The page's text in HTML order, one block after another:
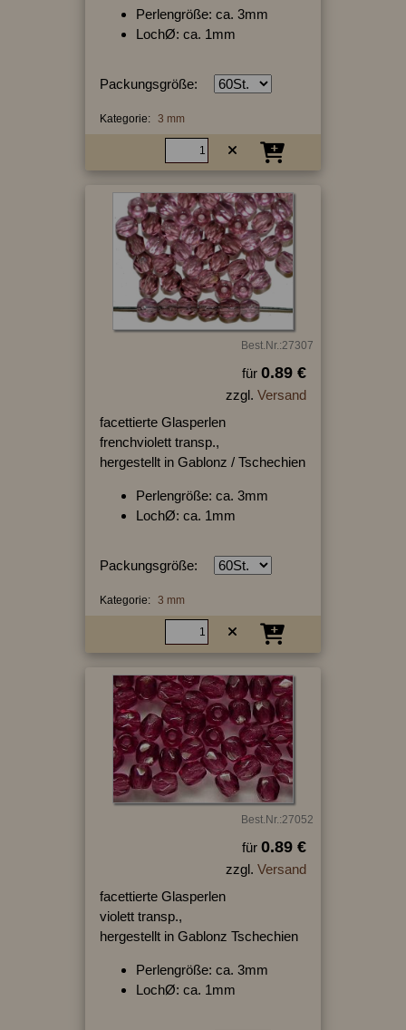
Perlengröße: ca. 3mm
LochØ: ca. 1mm
Packungsgröße:
Kategorie: 3 mm
Best.Nr.:27307
für 0.89 €
zzgl. Versand
facettierte Glasperlen
frenchviolett transp.,
hergestellt in Gablonz / Tschechien
Perlengröße: ca. 3mm
LochØ: ca. 1mm
Packungsgröße:
Kategorie: 3 mm
Best.Nr.:27052
für 0.89 €
zzgl. Versand
facettierte Glasperlen
violett transp.,
hergestellt in Gablonz Tschechien
Perlengröße: ca. 3mm
LochØ: ca. 1mm